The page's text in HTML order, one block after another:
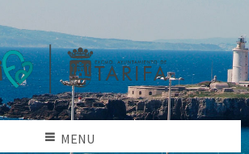
MENU